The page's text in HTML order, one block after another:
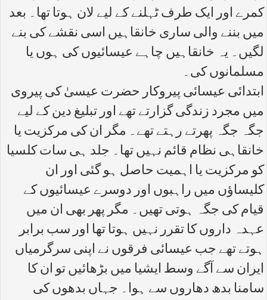
کمرے اور ایک طرف ٹہلنے کے لیے لان ہوتا تھا۔ بعد
میں بننے والی ساری خانقاہیں اسی نقشے کی بنے
لگیں۔ یہ خانقاہیں چاہے عیسائیوں کی ہوں یا
مسلمانوں کی۔
ابتدائی عیسائی پیروکار حضرت عیسیٰ کی پیروی
میں مجرد زندگی گزارتے تھے اور تبلیغ دین کے لیے
جگہ جگہ پھرتے رہتے تھے۔ مگر ان کی مرکزیت یا
خانقاہی نظام قائم نہیں تھا۔ جلد ہی سات کلسیا
کو مرکزیت یا اہمیت حاصل ہو گئی اور ان
کلیساؤں میں راہبوں اور دوسرے عیسائیوں کے
قیام کی جگہ ہوتی تھیں۔ مگر پھر بھی ان میں
عہدہ داروں کا تقرر نہیں ہوتا تھا اور سب برابر
ہوتے تھے جب عیسائی فرقوں نے اپنی سرگرمیاں
ایران سے آگے وسط ایشیا میں بڑھائیں تو ان کا
سامنا بدھ دھاروں سے ہوا۔ جہاں بدھوں کی